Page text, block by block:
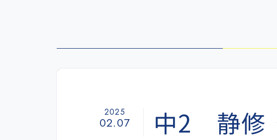
中2 静修
2025
02.07